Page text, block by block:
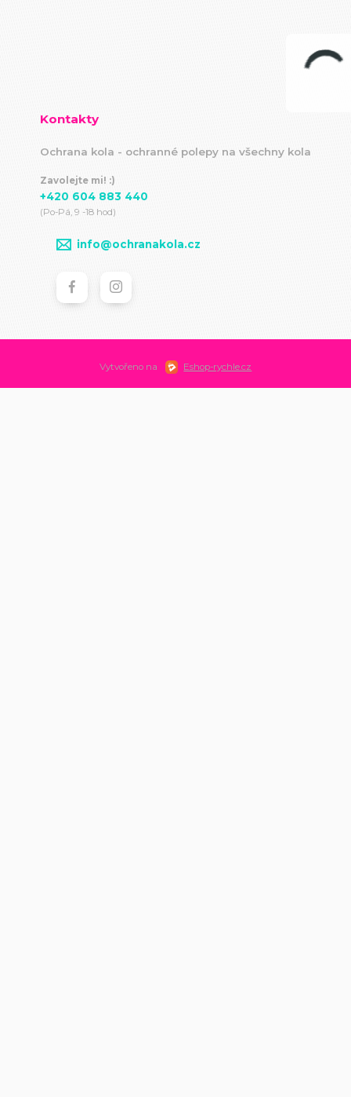
Kontakty
Ochrana kola - ochranné polepy na všechny kola
Zavolejte mi! :)
+420 604 883 440
(Po-Pá, 9 -18 hod)
info@ochranakola.cz
Vytvořeno na Eshop-rychle.cz